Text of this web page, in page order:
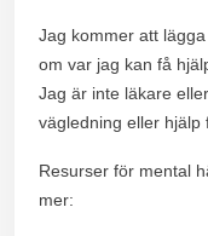
Jag kommer att
om var jag kan få
Jag är inte läkare
vägledning eller hjälp
Resurser för mental
mer: